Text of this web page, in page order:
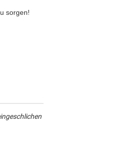
sorgen!